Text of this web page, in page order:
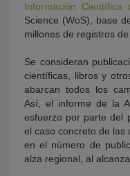
Información Científica
Science (WoS), base
millones de registros
Se consideran
científicas, libros y
abarcan todos los
Así, el informe de la
esfuerzo por parte del
el caso concreto de las
en el número de
alza regional, al